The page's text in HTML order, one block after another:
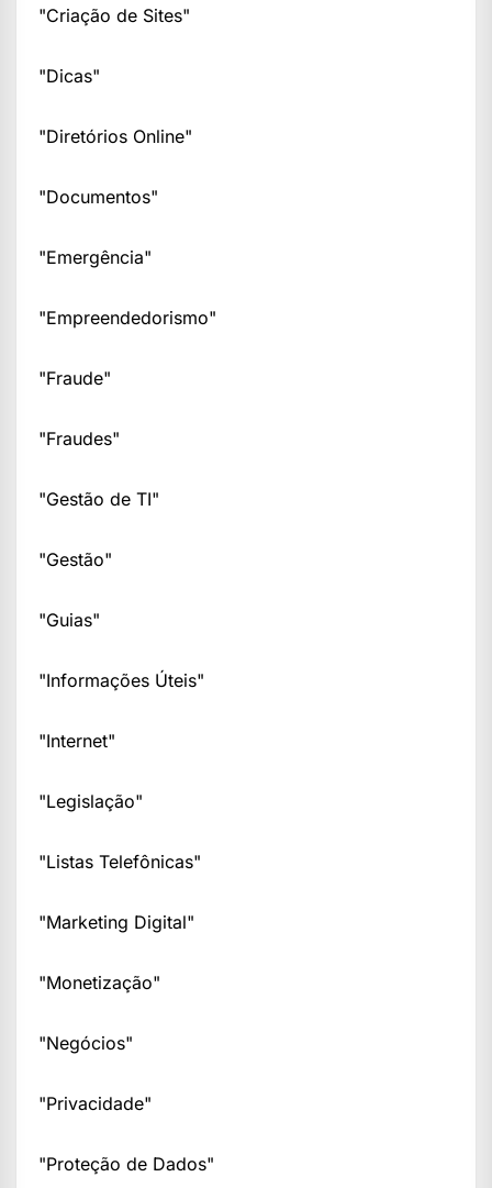
"Criação de Sites"
"Dicas"
"Diretórios Online"
"Documentos"
"Emergência"
"Empreendedorismo"
"Fraude"
"Fraudes"
"Gestão de TI"
"Gestão"
"Guias"
"Informações Úteis"
"Internet"
"Legislação"
"Listas Telefônicas"
"Marketing Digital"
"Monetização"
"Negócios"
"Privacidade"
"Proteção de Dados"